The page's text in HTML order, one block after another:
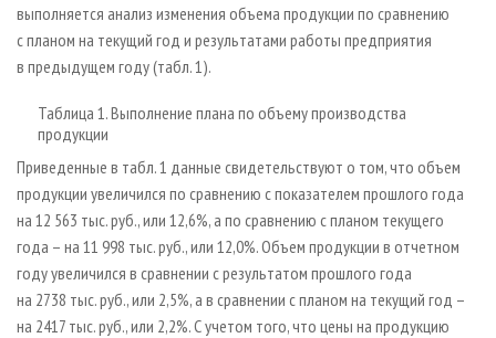
выполняется анализ изменения объема продукции по сравнению
с планом на текущий год и результатами работы предприятия
в предыдущем году (табл. 1).
Таблица 1. Выполнение плана по объему производства
продукции
Приведенные в табл. 1 данные свидетельствуют о том, что объем
продукции увеличился по сравнению с показателем прошлого года
на 12 563 тыс. руб., или 12,6%, а по сравнению с планом текущего
года – на 11 998 тыс. руб., или 12,0%. Объем продукции в отчетном
году увеличился в сравнении с результатом прошлого года
на 2738 тыс. руб., или 2,5%, а в сравнении с планом на текущий год –
на 2417 тыс. руб., или 2,2%. С учетом того, что цены на продукцию